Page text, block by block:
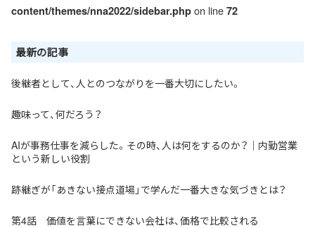
content/themes/nna2022/sidebar.php on line 72
最新の記事
後継者として、人とのつながりを一番大切にしたい。
趣味って、何だろう？
AIが事務仕事を減らした。その時、人は何をするのか？｜内勤営業
という新しい役割
跡継ぎが「あきない接点道場」で学んだ一番大きな気づきとは？
第4話 価値を言葉にできない会社は、価格で比較される